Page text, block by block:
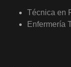
Técnica en
Enfermería